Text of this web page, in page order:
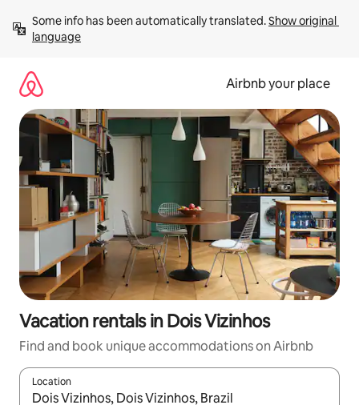
content
Some info has been automatically translated. Show original
language
Airbnb your place
Vacation rentals in Dois Vizinhos
Find and book unique accommodations on Airbnb
Location
When results are available, navigate with up and down arrow